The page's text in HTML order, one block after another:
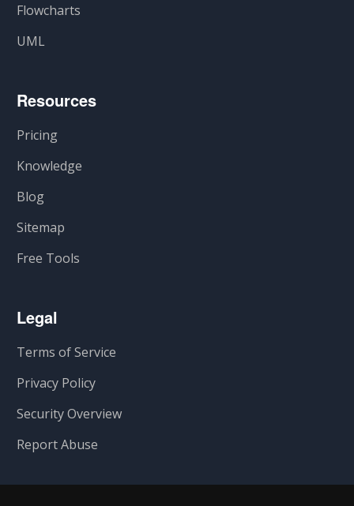
Flowcharts
UML
Resources
Pricing
Knowledge
Blog
Sitemap
Free Tools
Legal
Terms of Service
Privacy Policy
Security Overview
Report Abuse